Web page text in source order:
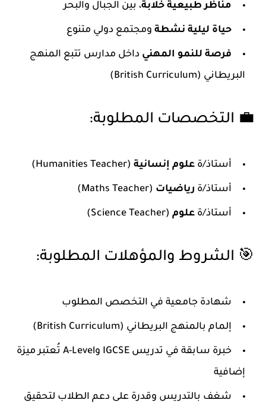
مناظر طبيعية خلابة، بين الجبال والبحر
حياة ليلية نشطة ومجتمع دولي متنوع
فرصة للنمو المهني داخل مدارس تتبع المنهج
البريطاني (British Curriculum)
💼 التخصصات المطلوبة:
أستاذ/ة علوم إنسانية (Humanities Teacher)
أستاذ/ة رياضيات (Maths Teacher)
أستاذ/ة علوم (Science Teacher)
🎯 الشروط والمؤهلات المطلوبة:
شهادة جامعية في التخصص المطلوب
إلمام بالمنهج البريطاني (British Curriculum)
خبرة سابقة في تدريس IGCSE وA-Level تُعتبر ميزة
إضافية
شغف بالتدريس وقدرة على دعم الطلاب لتحقيق